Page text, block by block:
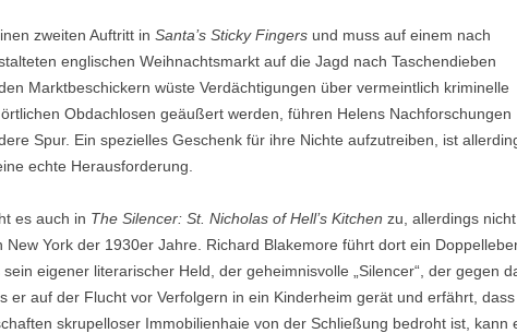
zweiten Auftritt in Santa’s Sticky Fingers und muss auf einem nach
englischen Weihnachtsmarkt auf die Jagd nach Taschendieben
Marktbeschickern wüste Verdächtigungen über vermeintlich kriminelle
Obdachlosen geäußert werden, führen Helens Nachforschungen
Spur. Ein spezielles Geschenk für ihre Nichte aufzutreiben, ist
echte Herausforderung.
es auch in The Silencer: St. Nicholas of Hell’s Kitchen zu, allerdings nicht
New York der 1930er Jahre. Richard Blakemore führt dort ein
eigener literarischer Held, der geheimnisvolle „Silencer“, der gegen
er auf der Flucht vor Verfolgern in ein Kinderheim gerät und erfährt, dass
skrupelloser Immobilienhaie von der Schließung bedroht ist, kann